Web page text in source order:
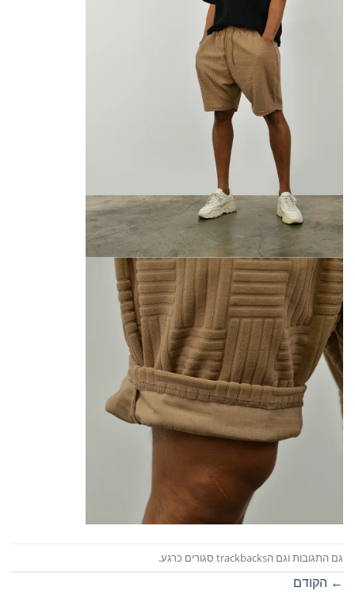
גם התגובות וגם הtrackbacks סגורים כרגע.
← הקודם